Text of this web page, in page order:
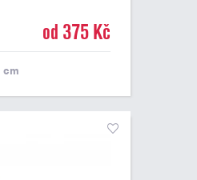
od 375 Kč
cm